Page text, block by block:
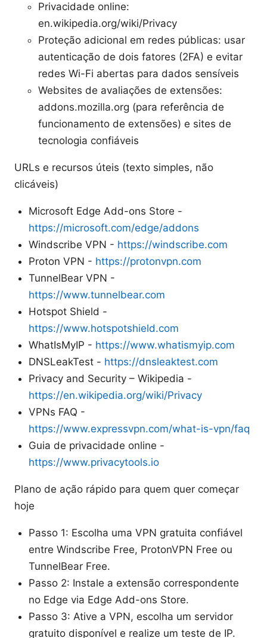
Privacidade online:
en.wikipedia.org/wiki/Privacy
Proteção adicional em redes públicas: usar
autenticação de dois fatores (2FA) e evitar
redes Wi-Fi abertas para dados sensíveis
Websites de avaliações de extensões:
addons.mozilla.org (para referência de
funcionamento de extensões) e sites de
tecnologia confiáveis
URLs e recursos úteis (texto simples, não
clicáveis)
Microsoft Edge Add-ons Store -
https://microsoft.com/edge/addons
Windscribe VPN - https://windscribe.com
Proton VPN - https://protonvpn.com
TunnelBear VPN -
https://www.tunnelbear.com
Hotspot Shield -
https://www.hotspotshield.com
WhatIsMyIP - https://www.whatismyip.com
DNSLeakTest - https://dnsleaktest.com
Privacy and Security – Wikipedia -
https://en.wikipedia.org/wiki/Privacy
VPNs FAQ -
https://www.expressvpn.com/what-is-vpn/faq
Guia de privacidade online -
https://www.privacytools.io
Plano de ação rápido para quem quer começar
hoje
Passo 1: Escolha uma VPN gratuita confiável
entre Windscribe Free, ProtonVPN Free ou
TunnelBear Free.
Passo 2: Instale a extensão correspondente
no Edge via Edge Add-ons Store.
Passo 3: Ative a VPN, escolha um servidor
gratuito disponível e realize um teste de IP.